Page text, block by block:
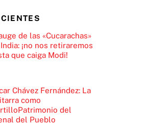
de las «Cucarachas»
¡no nos retiraremos
que caiga Modi!
Chávez Fernández: La
como
del
del Pueblo